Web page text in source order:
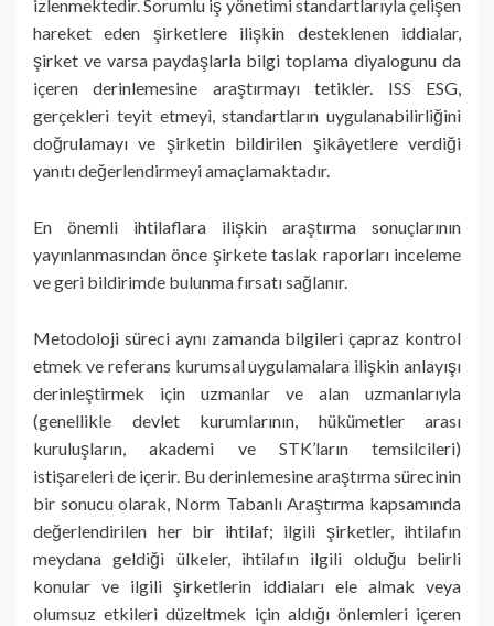
izlenmektedir. Sorumlu iş yönetimi standartlarıyla çelişen
hareket eden şirketlere ilişkin desteklenen iddialar,
şirket ve varsa paydaşlarla bilgi toplama diyalogunu da
içeren derinlemesine araştırmayı tetikler. ISS ESG,
gerçekleri teyit etmeyi, standartların uygulanabilirliğini
doğrulamayı ve şirketin bildirilen şikâyetlere verdiği
yanıtı değerlendirmeyi amaçlamaktadır.
En önemli ihtilaflara ilişkin araştırma sonuçlarının
yayınlanmasından önce şirkete taslak raporları inceleme
ve geri bildirimde bulunma fırsatı sağlanır.
Metodoloji süreci aynı zamanda bilgileri çapraz kontrol
etmek ve referans kurumsal uygulamalara ilişkin anlayışı
derinleştirmek için uzmanlar ve alan uzmanlarıyla
(genellikle devlet kurumlarının, hükümetler arası
kuruluşların, akademi ve STK’ların temsilcileri)
istişareleri de içerir. Bu derinlemesine araştırma sürecinin
bir sonucu olarak, Norm Tabanlı Araştırma kapsamında
değerlendirilen her bir ihtilaf; ilgili şirketler, ihtilafın
meydana geldiği ülkeler, ihtilafın ilgili olduğu belirli
konular ve ilgili şirketlerin iddiaları ele almak veya
olumsuz etkileri düzeltmek için aldığı önlemleri içeren